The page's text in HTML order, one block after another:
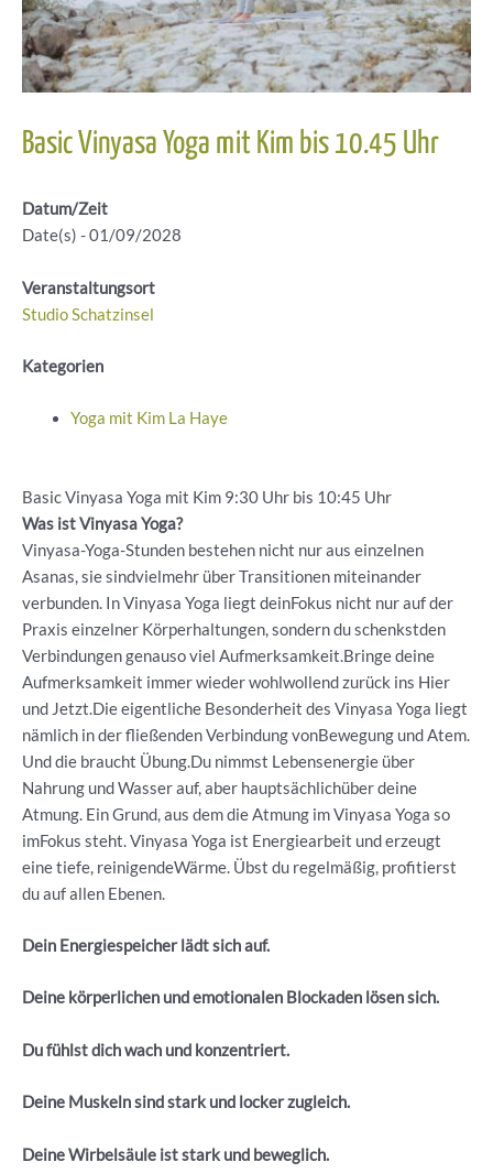
Basic Vinyasa Yoga mit Kim bis 10.45 Uhr
Datum/Zeit
Date(s) - 01/09/2028
Veranstaltungsort
Studio Schatzinsel
Kategorien
Yoga mit Kim La Haye
Basic Vinyasa Yoga mit Kim 9:30 Uhr bis 10:45 Uhr
Was ist Vinyasa Yoga?
Vinyasa-Yoga-Stunden bestehen nicht nur aus einzelnen
Asanas, sie sindvielmehr über Transitionen miteinander
verbunden. In Vinyasa Yoga liegt deinFokus nicht nur auf der
Praxis einzelner Körperhaltungen, sondern du schenkstden
Verbindungen genauso viel Aufmerksamkeit.Bringe deine
Aufmerksamkeit immer wieder wohlwollend zurück ins Hier
und Jetzt.Die eigentliche Besonderheit des Vinyasa Yoga liegt
nämlich in der fließenden Verbindung vonBewegung und Atem.
Und die braucht Übung.Du nimmst Lebensenergie über
Nahrung und Wasser auf, aber hauptsächlichüber deine
Atmung. Ein Grund, aus dem die Atmung im Vinyasa Yoga so
imFokus steht. Vinyasa Yoga ist Energiearbeit und erzeugt
eine tiefe, reinigendeWärme. Übst du regelmäßig, profitierst
du auf allen Ebenen.
Dein Energiespeicher lädt sich auf.
Deine körperlichen und emotionalen Blockaden lösen sich.
Du fühlst dich wach und konzentriert.
Deine Muskeln sind stark und locker zugleich.
Deine Wirbelsäule ist stark und beweglich.